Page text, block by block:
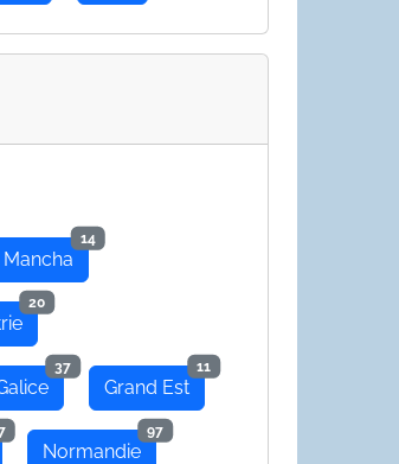
14
20
37
Grand Est
11
Normandie
97